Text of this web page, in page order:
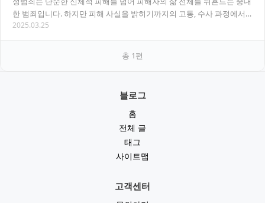
한 범죄입니다. 하지만 피해 사실을 밝히기까지의 고통, 수사 과정에서
의 이차 피해, 주변의 시선 등으로 인해 많…
2025.03.25
총 1편
블로그
홈
전체 글
태그
사이트맵
고객센터